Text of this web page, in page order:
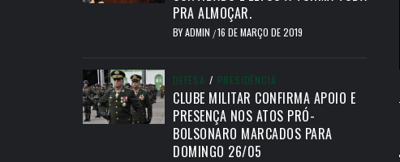
PRA ALMOÇAR.
BYADMIN /16 DE MARÇO DE 2019
DEFESA / PRESIDÊNCIA
CLUBE MILITAR CONFIRMA APOIO E
PRESENÇA NOS ATOS PRÓ-
BOLSONARO MARCADOS PARA
DOMINGO 26/05